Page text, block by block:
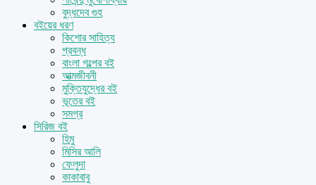
বুদ্ধদেব গুহ
বইয়ের ধরণ
কিশোর সাহিত্য
প্রবন্ধ
বাংলা গল্পের বই
আত্মজীবনী
মুক্তিযুদ্ধের বই
ভূতের বই
সমগ্র
সিরিজ বই
হিমু
মিসির আলি
ফেলুদা
কাকাবাবু